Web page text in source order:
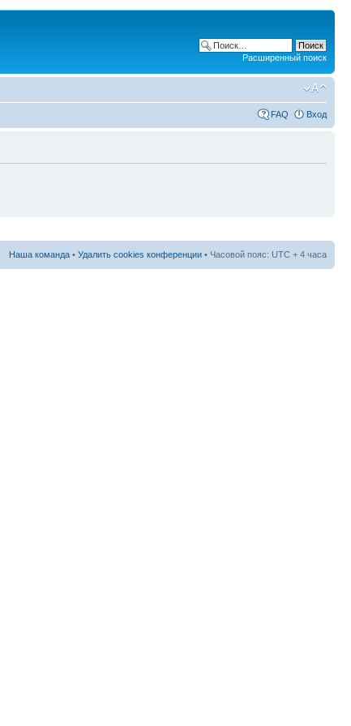
Расширенный поиск
FAQ Вход
Наша команда • Удалить cookies конференции • Часовой пояс: UTC + 4 часа